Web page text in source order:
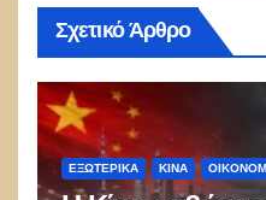
Σχετικό Άρθρο
ΕΞΩΤΕΡΙΚΑ ΚΊΝΑ